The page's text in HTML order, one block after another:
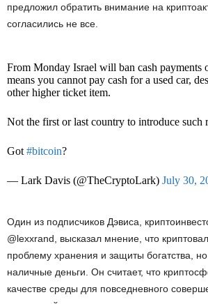
предложил обратить внимание на
согласились не все.
From Monday Israel will ban cash payments
means you cannot pay cash for a used car,
other higher ticket item.
Not the first or last country to introduce such
Got #bitcoin?
— Lark Davis (@TheCryptoLark) July 30,
Один из подписчиков Дэвиса,
@lexxrand, высказал мнение, что
проблему хранения и защиты богатства,
наличные деньги. Он считает, что
качестве среды для повседневного